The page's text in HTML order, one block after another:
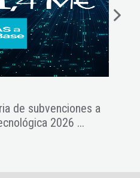
de subvenciones a
2026 ...